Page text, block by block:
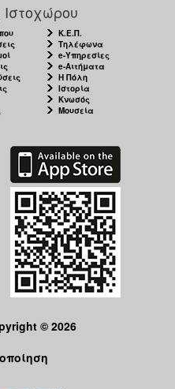
Κ.Ε.Π.
Τηλέφωνα
e-Υπηρεσίες
e-Αιτήματα
Η Πόλη
Ιστορία
Κνωσός
Μουσεία
© 2026